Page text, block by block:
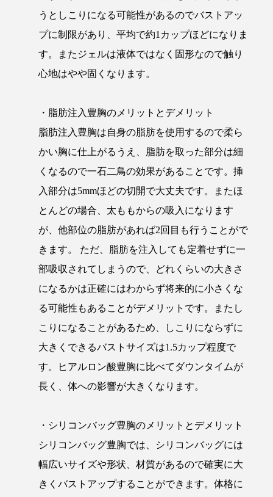
うとしこりになる可能性があるのでバストアッ
プに制限があり、平均で約1カップほどになりま
す。またジェルは液体ではなく固形なので触り
心地はやや固くなります。
・脂肪注入豊胸のメリットとデメリット
脂肪注入豊胸は自身の脂肪を使用するので柔ら
かい胸に仕上がるうえ、脂肪を取った部分は細
くなるので一石二鳥の効果があることです。挿
入部分は5mmほどの切開で大丈夫です。またほ
とんどの場合、太ももからの吸入になります
が、他部位の脂肪があれば2回目も行うことがで
きます。 ただ、脂肪を注入しても定着せずに一
部吸収されてしまうので、どれくらいの大きさ
になるかは正確にはわからず将来的に小さくな
る可能性もあることがデメリットです。またし
こりになることがあるため、しこりにならずに
大きくできるバストサイズは1.5カップ程度で
す。ヒアルロン酸豊胸に比べてダウンタイムが
長く、体への影響が大きくなります。
・シリコンバッグ豊胸のメリットとデメリット
シリコンバッグ豊胸では、シリコンバッグには
幅広いサイズや形状、材質があるので確実に大
きくバストアップすることができます。体格に